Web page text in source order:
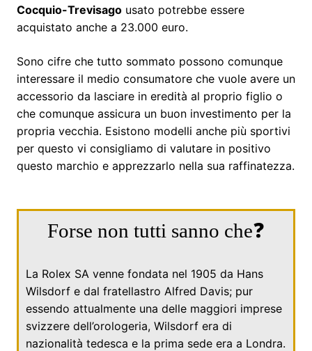
Cocquio-Trevisago usato potrebbe essere
acquistato anche a 23.000 euro.
Sono cifre che tutto sommato possono comunque
interessare il medio consumatore che vuole avere un
accessorio da lasciare in eredità al proprio figlio o
che comunque assicura un buon investimento per la
propria vecchia. Esistono modelli anche più sportivi
per questo vi consigliamo di valutare in positivo
questo marchio e apprezzarlo nella sua raffinatezza.
Forse non tutti sanno che❓
La Rolex SA venne fondata nel 1905 da Hans
Wilsdorf e dal fratellastro Alfred Davis; pur
essendo attualmente una delle maggiori imprese
svizzere dell’orologeria, Wilsdorf era di
nazionalità tedesca e la prima sede era a Londra.